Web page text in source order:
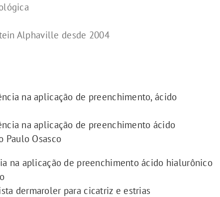
Alphaville desde 2004
na aplicação de preenchimento, ácido
na aplicação de preenchimento ácido
Paulo Osasco
na aplicação de preenchimento ácido hialurônico
dermaroler para cicatriz e estrias